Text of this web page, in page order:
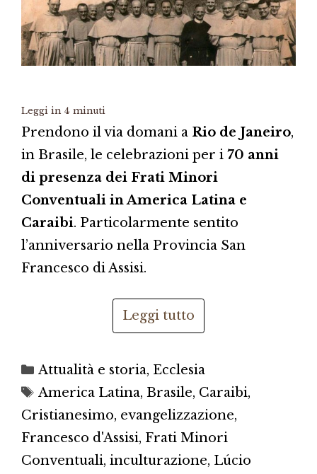
Leggi in 4 minuti
Prendono il via domani a Rio de Janeiro,
in Brasile, le celebrazioni per i 70 anni
di presenza dei Frati Minori
Conventuali in America Latina e
Caraibi. Particolarmente sentito
l’anniversario nella Provincia San
Francesco di Assisi.
Leggi tutto
Categorie
Attualità e storia, Ecclesia
Tag
America Latina, Brasile, Caraibi,
Cristianesimo, evangelizzazione,
Francesco d'Assisi, Frati Minori
Conventuali, inculturazione, Lúcio